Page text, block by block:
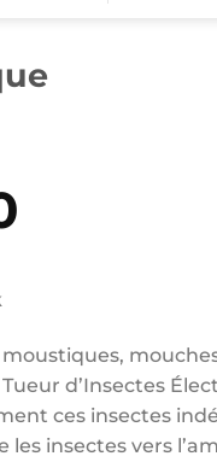
moustiques,
d’Insectes
ces insectes
les insectes vers